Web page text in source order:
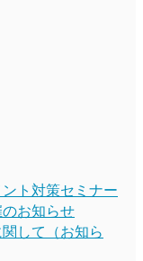
ト対策セミナー
お知らせ
して（お知ら